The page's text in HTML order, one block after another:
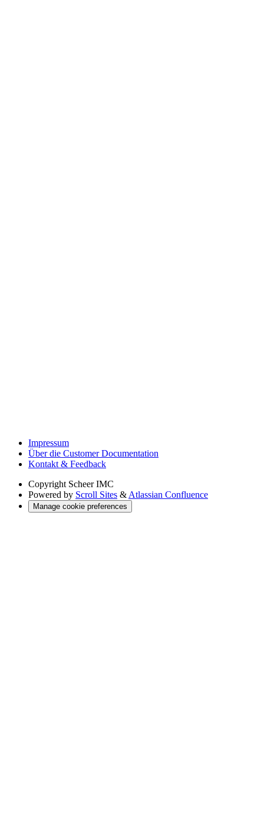
Impressum
Über die Customer Documentation
Kontakt & Feedback
Copyright Scheer IMC
Powered by Scroll Sites & Atlassian Confluence
Manage cookie preferences